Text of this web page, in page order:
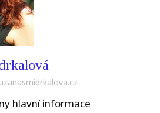
hlavní informace